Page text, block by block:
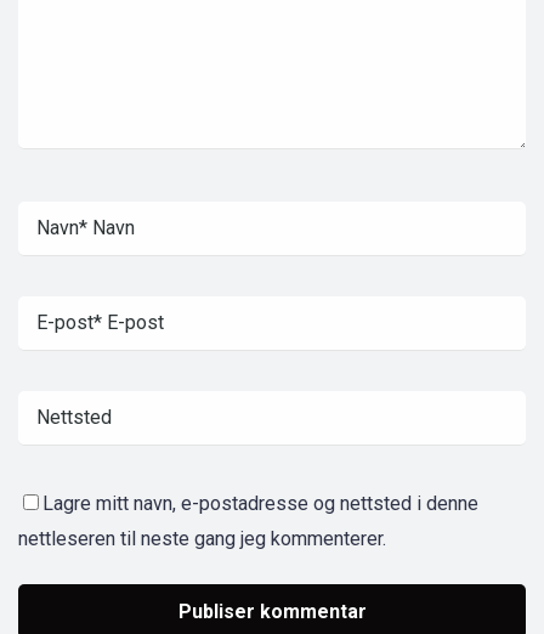
Lagre mitt navn, e-postadresse og nettsted i denne
nettleseren til neste gang jeg kommenterer.